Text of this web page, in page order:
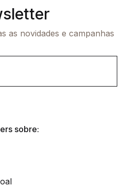
as novidades e campanhas
sobre: